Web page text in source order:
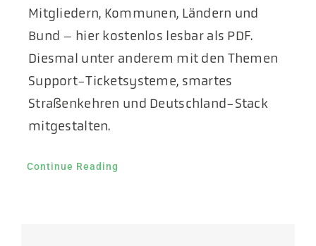
Mitgliedern, Kommunen, Ländern und
Bund – hier kostenlos lesbar als PDF.
Diesmal unter anderem mit den Themen
Support-Ticketsysteme, smartes
Straßenkehren und Deutschland-Stack
mitgestalten.
Continue Reading